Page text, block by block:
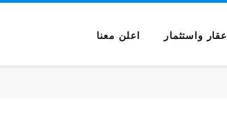
عقار واستثمار اعلن معنا